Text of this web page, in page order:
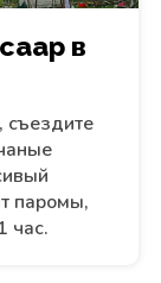
в
съездите
паромы,
час.